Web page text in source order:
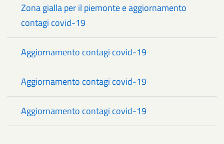
Zona gialla per il piemonte e aggiornamento
contagi covid-19
Aggiornamento contagi covid-19
Aggiornamento contagi covid-19
Aggiornamento contagi covid-19